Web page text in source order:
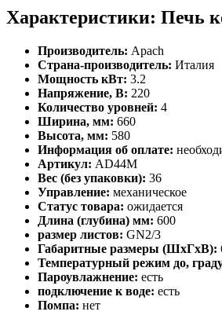
Характеристики: Печь
Производитель: Apach
Страна-производитель: Италия
Мощность кВт: 3.2
Напряжение, В: 220
Количество уровней: 4
Ширина, мм: 660
Высота, мм: 580
Информация об оплате:
Артикул: AD44M
Вес (без упаковки): 36
Управление: механическое
Статус товара: ожидается
Длина (глубина) мм: 600
размер листов: GN2/3
Габаритные размеры (ШхГхВ):
Температурный режим до,
Пароувлажнение: есть
подключение к воде: есть
Помпа: нет